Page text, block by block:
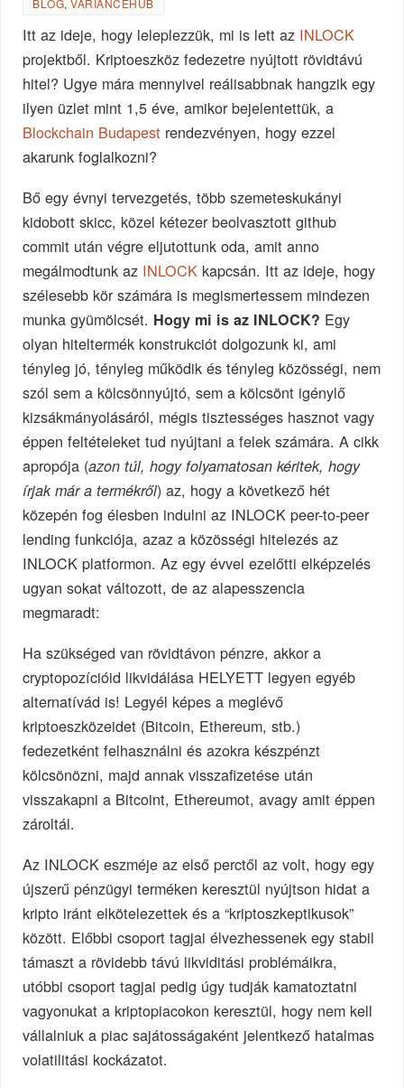
BLOG,VARIANCEHUB
Itt az ideje, hogy leleplezzük, mi is lett az INLOCK
projektből. Kriptoeszköz fedezetre nyújtott rövidtávú
hitel? Ugye mára mennyivel reálisabbnak hangzik egy
ilyen üzlet mint 1,5 éve, amikor bejelentettük, a
Blockchain Budapest rendezvényen, hogy ezzel
akarunk foglalkozni?
Bő egy évnyi tervezgetés, több szemeteskukányi
kidobott skicc, közel kétezer beolvasztott github
commit után végre eljutottunk oda, amit anno
megálmodtunk az INLOCK kapcsán. Itt az ideje, hogy
szélesebb kör számára is megismertessem mindezen
munka gyümölcsét. Hogy mi is az INLOCK? Egy
olyan hiteltermék konstrukciót dolgozunk ki, ami
tényleg jó, tényleg működik és tényleg közösségi, nem
szól sem a kölcsönnyújtó, sem a kölcsönt igénylő
kizsákmányolásáról, mégis tisztességes hasznot vagy
éppen feltételeket tud nyújtani a felek számára. A cikk
apropója (azon túl, hogy folyamatosan kéritek, hogy
írjak már a termékről) az, hogy a következő hét
közepén fog élesben indulni az INLOCK peer-to-peer
lending funkciója, azaz a közösségi hitelezés az
INLOCK platformon. Az egy évvel ezelőtti elképzelés
ugyan sokat változott, de az alapesszencia
megmaradt:
Ha szükséged van rövidtávon pénzre, akkor a
cryptopozícióid likvidálása HELYETT legyen egyéb
alternatívád is! Legyél képes a meglévő
kriptoeszközeidet (Bitcoin, Ethereum, stb.)
fedezetként felhasználni és azokra készpénzt
kölcsönözni, majd annak visszafizetése után
visszakapni a Bitcoint, Ethereumot, avagy amit éppen
zároltál.
Az INLOCK eszméje az első perctől az volt, hogy egy
újszerű pénzügyi terméken keresztül nyújtson hidat a
kripto iránt elkötelezettek és a “kriptoszkeptikusok”
között. Előbbi csoport tagjai élvezhessenek egy stabil
támaszt a rövidebb távú likviditási problémáikra,
utóbbi csoport tagjai pedig úgy tudják kamatoztatni
vagyonukat a kriptopiacokon keresztül, hogy nem kell
vállalniuk a piac sajátosságaként jelentkező hatalmas
volatilitási kockázatot.